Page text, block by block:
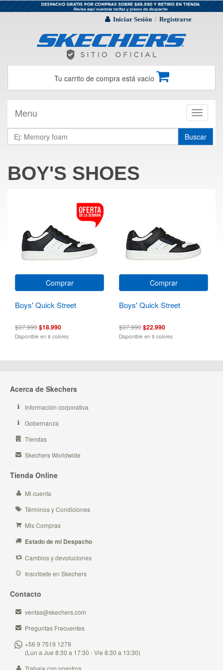
Iniciar Sesión / Registrarse
Tu carrito de compra está vacío
Toggle
Menu
Buscar
BOY'S SHOES
Comprar
Boys' Quick Street
$37.990$18.990
Disponible en 8 colores
Comprar
Boys' Quick Street
$37.990$22.990
Disponible en 9 colores
Acerca de Skechers
Información corporativa
Gobernanza
Tiendas
Skechers Worldwide
Tienda Online
Mi cuenta
Términos y Condiciones
Mis Compras
Estado de mi Despacho
Cambios y devoluciones
Inscribete en Skechers
Contacto
ventas@skechers.com
Preguntas Frecuentes
+56 9 7519 1279
(Lun a Jue 8:30 a 17:30 - Vie 8:30 a 13:30)
Trabaja con nosotros